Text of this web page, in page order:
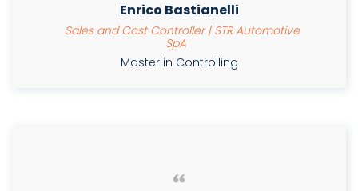
Enrico Bastianelli
Sales and Cost Controller | STR Automotive
SpA
Master in Controlling